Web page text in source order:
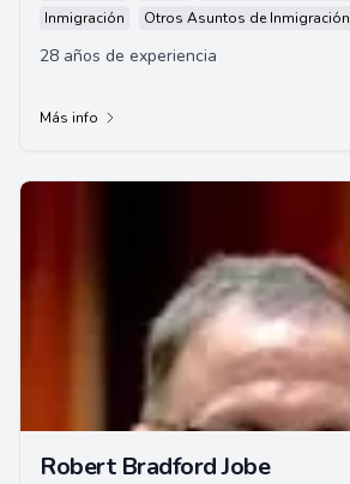
Inmigración
Otros Asuntos de Inmigración
28 años de experiencia
Más info
Robert Bradford Jobe